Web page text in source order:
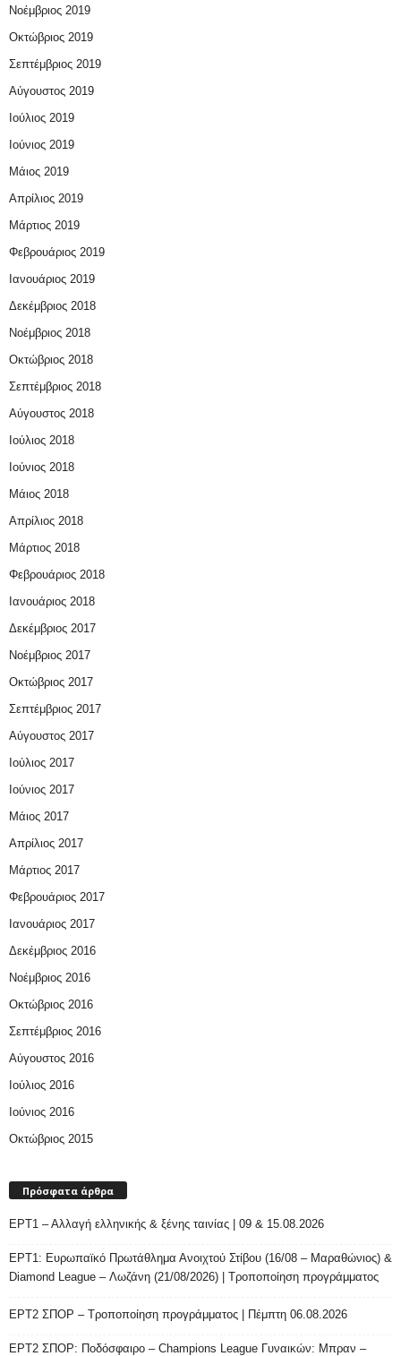
Νοέμβριος 2019
Οκτώβριος 2019
Σεπτέμβριος 2019
Αύγουστος 2019
Ιούλιος 2019
Ιούνιος 2019
Μάιος 2019
Απρίλιος 2019
Μάρτιος 2019
Φεβρουάριος 2019
Ιανουάριος 2019
Δεκέμβριος 2018
Νοέμβριος 2018
Οκτώβριος 2018
Σεπτέμβριος 2018
Αύγουστος 2018
Ιούλιος 2018
Ιούνιος 2018
Μάιος 2018
Απρίλιος 2018
Μάρτιος 2018
Φεβρουάριος 2018
Ιανουάριος 2018
Δεκέμβριος 2017
Νοέμβριος 2017
Οκτώβριος 2017
Σεπτέμβριος 2017
Αύγουστος 2017
Ιούλιος 2017
Ιούνιος 2017
Μάιος 2017
Απρίλιος 2017
Μάρτιος 2017
Φεβρουάριος 2017
Ιανουάριος 2017
Δεκέμβριος 2016
Νοέμβριος 2016
Οκτώβριος 2016
Σεπτέμβριος 2016
Αύγουστος 2016
Ιούλιος 2016
Ιούνιος 2016
Οκτώβριος 2015
Πρόσφατα άρθρα
ΕΡΤ1 – Αλλαγή ελληνικής & ξένης ταινίας | 09 & 15.08.2026
ΕΡΤ1: Ευρωπαϊκό Πρωτάθλημα Ανοιχτού Στίβου (16/08 – Μαραθώνιος) &
Diamond League – Λωζάνη (21/08/2026) | Τροποποίηση προγράμματος
ΕΡΤ2 ΣΠΟΡ – Τροποποίηση προγράμματος | Πέμπτη 06.08.2026
ΕΡΤ2 ΣΠΟΡ: Ποδόσφαιρο – Champions League Γυναικών: Μπραν –